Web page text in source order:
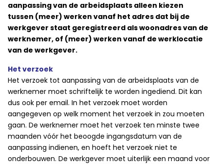
aanpassing van de arbeidsplaats alleen kiezen
tussen (meer) werken vanaf het adres dat bij de
werkgever staat geregistreerd als woonadres van de
werknemer, of (meer) werken vanaf de werklocatie
van de werkgever.
Het verzoek
Het verzoek tot aanpassing van de arbeidsplaats van de
werknemer moet schriftelijk te worden ingediend. Dit kan
dus ook per email. In het verzoek moet worden
aangegeven op welk moment het verzoek in zou moeten
gaan. De werknemer moet het verzoek ten minste twee
maanden vóór het beoogde ingangsdatum van de
aanpassing indienen, en hoeft het verzoek niet te
onderbouwen. De werkgever moet uiterlijk een maand voor